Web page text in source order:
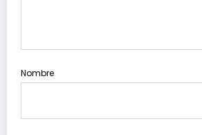
Nombre